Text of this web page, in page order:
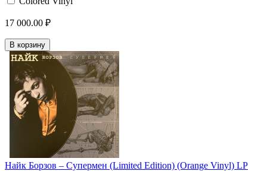
17 000.00 ₽
В корзину
Найк Борзов – Супермен (Limited Edition) (Orange Vinyl) LP